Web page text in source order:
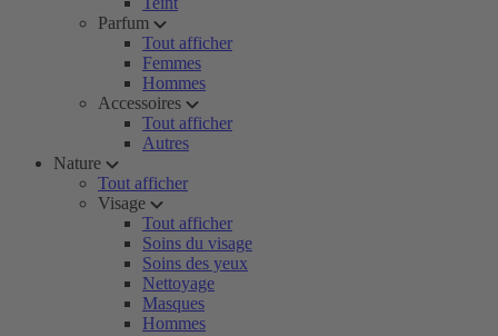
Parfum
Tout afficher
Femmes
Hommes
Accessoires
Tout afficher
Autres
Nature
Tout afficher
Visage
Tout afficher
Soins du visage
Soins des yeux
Nettoyage
Masques
Hommes